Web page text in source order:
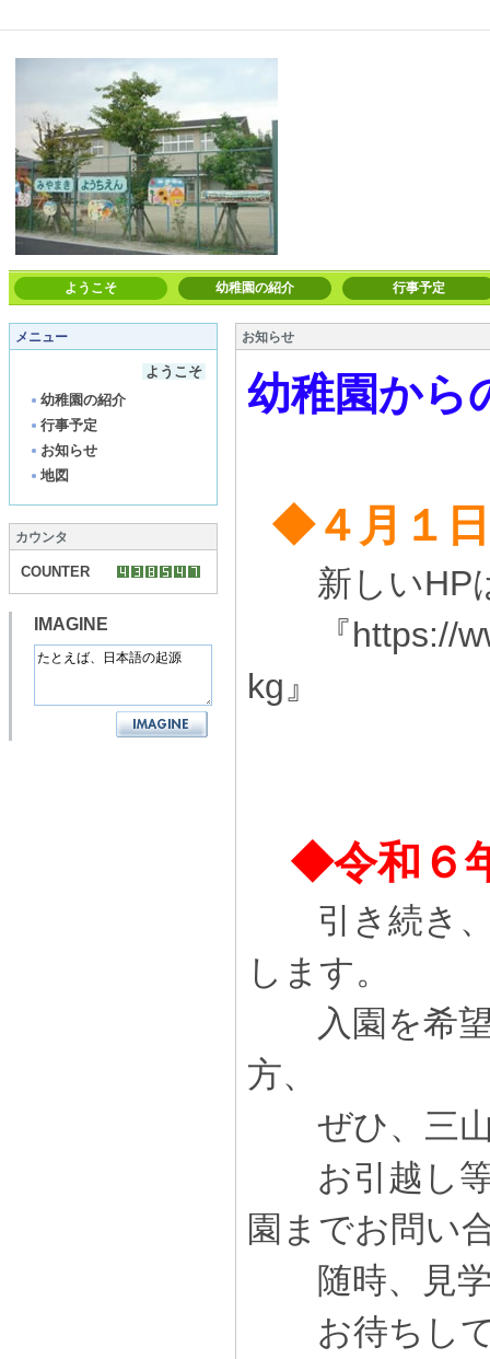
ようこそ 幼稚園の紹介 行事予定
メニュー
ようこそ
幼稚園の紹介
行事予定
お知らせ
地図
カウンタ
COUNTER
IMAGINE
お知らせ
幼稚園から
◆４月１
新しいHP
『https://
kg』
◆令和６
引き続き、
します。
入園を希望
方、
ぜひ、三山
お引越し等
園までお問い
随時、見学
お待ちして